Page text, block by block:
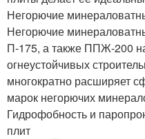
Негорючие
Негорючие
П-175, а также ППЖ-200
огнеустойчивых
многократно расширяет
марок негорючих
Гидрофобность и
плит